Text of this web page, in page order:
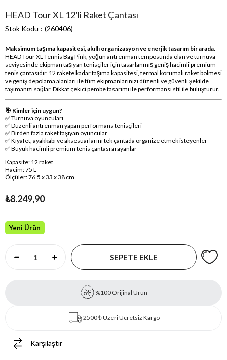
HEAD Tour XL 12'li Raket Çantası
Stok Kodu (260406)
Maksimum taşıma kapasitesi, akıllı organizasyon ve enerjik tasarım bir arada.
HEAD Tour XL Tennis Bag Pink, yoğun antrenman temposunda olan ve turnuva
seviyesinde ekipman taşıyan tenisçiler için tasarlanmış geniş hacimli premium
tenis çantasıdır. 12 rakete kadar taşıma kapasitesi, termal korumalı raket bölmesi
ve geniş depolama alanları ile tüm ekipmanlarınızı düzenli ve güvenli şekilde
taşımanızı sağlar. Dikkat çekici pembe tasarımı ile performansı stil ile buluşturur.
🎯 Kimler için uygun?
✅ Turnuva oyuncuları
✅ Düzenli antrenman yapan performans tenisçileri
✅ Birden fazla raket taşıyan oyuncular
✅ Kıyafet, ayakkabı ve aksesuarlarını tek çantada organize etmek isteyenler
✅ Büyük hacimli premium tenis çantası arayanlar
Kapasite: 12 raket
Hacim: 75 L
Ölçüler: 76.5 x 33 x 38 cm
₺8.249,90
Yeni Ürün
%100 Orijinal Ürün
2500 ₺ Üzeri Ücretsiz Kargo
Karşılaştır